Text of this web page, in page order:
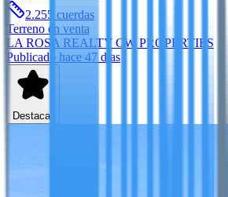
2.255 cuerdas
Terreno en venta
LA ROSA REALTY CW PROPERTIES
Publicado hace 47 días
Destacar